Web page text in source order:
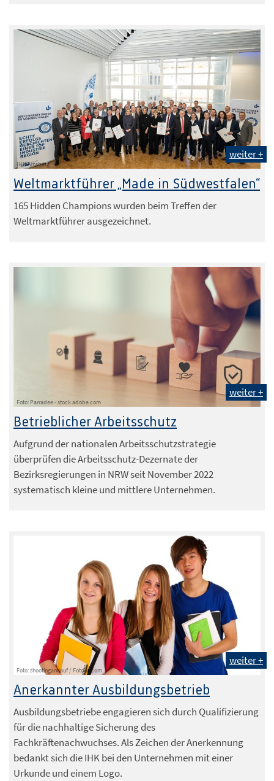
IHK Arnsberg
weiter +
Weltmarktführer „Made in Südwestfalen“
165 Hidden Champions wurden beim Treffen der
Weltmarktführer ausgezeichnet.
Foto: Parradee - stock.adobe.com
weiter +
Betrieblicher Arbeitsschutz
Aufgrund der nationalen Arbeitsschutzstrategie
überprüfen die Arbeitsschutz-Dezernate der
Bezirksregierungen in NRW seit November 2022
systematisch kleine und mittlere Unternehmen.
Foto: shootingankauf / Fotolia.com
weiter +
Anerkannter Ausbildungsbetrieb
Ausbildungsbetriebe engagieren sich durch Qualifizierung
für die nachhaltige Sicherung des
Fachkräftenachwuchses. Als Zeichen der Anerkennung
bedankt sich die IHK bei den Unternehmen mit einer
Urkunde und einem Logo.